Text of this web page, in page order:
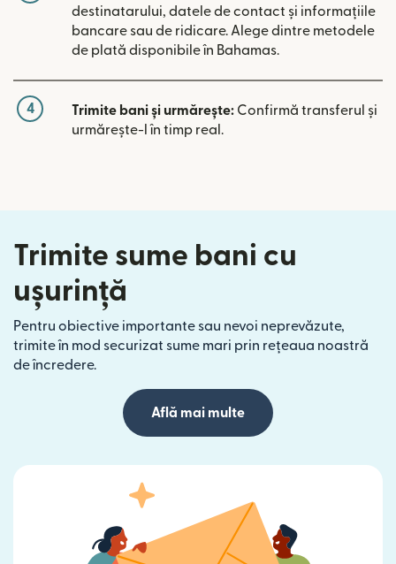
destinatarului, datele de contact și informațiile
bancare sau de ridicare. Alege dintre metodele
de plată disponibile în Bahamas.
4 Trimite bani și urmărește: Confirmă transferul și
urmărește-l în timp real.
Trimite sume bani cu
ușurință
Pentru obiective importante sau nevoi neprevăzute,
trimite în mod securizat sume mari prin rețeaua noastră
de încredere.
Află mai multe